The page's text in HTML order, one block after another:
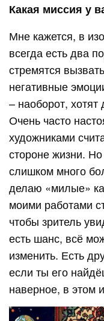
Какая миссия у
Мне кажется, в
всегда есть два
стремятся
негативные
– наоборот, хотят
Очень часто
художниками
стороне жизни.
слишком много
делаю «милые»
моими работами
чтобы зритель
есть шанс, всё
изменить. Есть
если ты его
наверное, в этом